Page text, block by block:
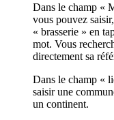
Dans le champ «
vous pouvez
« brasserie » en
mot. Vous
directement sa
Dans le champ «
saisir une
un continent.